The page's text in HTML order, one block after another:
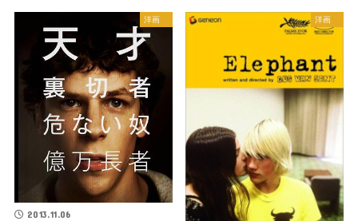
洋画
2013.11.06
洋画